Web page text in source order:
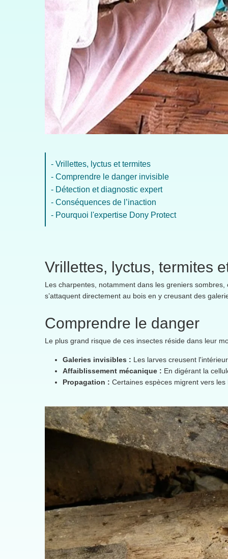
- Vrillettes, lyctus et termites
- Comprendre le danger invisible
- Détection et diagnostic expert
- Conséquences de l’inaction
- Pourquoi l'expertise Dony Protect
Vrillettes, lyctus, termites
Les charpentes, notamment dans les greniers
s’attaquent directement au bois en y creusant des
Comprendre le danger
Le plus grand risque de ces insectes réside dans leur
Galeries invisibles : Les larves creusent
Affaiblissement mécanique : En digérant la
Propagation : Certaines espèces migrent vers